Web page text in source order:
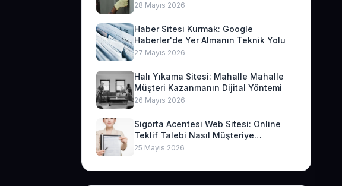
28 Mayıs 2026
Haber Sitesi Kurmak: Google
Haberler'de Yer Almanın Teknik Yolu
27 Mayıs 2026
Halı Yıkama Sitesi: Mahalle Mahalle
Müşteri Kazanmanın Dijital Yöntemi
26 Mayıs 2026
Sigorta Acentesi Web Sitesi: Online
Teklif Talebi Nasıl Müşteriye
Dönüşür?
25 Mayıs 2026